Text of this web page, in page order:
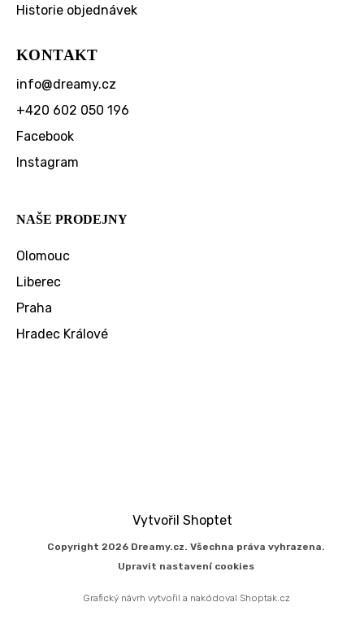
Historie objednávek
KONTAKT
info@dreamy.cz
+420 602 050 196
Facebook
Instagram
NAŠE PRODEJNY
Olomouc
Liberec
Praha
Hradec Králové
Vytvořil Shoptet
Copyright 2026 Dreamy.cz. Všechna práva vyhrazena.
Upravit nastavení cookies
Grafický návrh vytvořil a nakódoval Shoptak.cz